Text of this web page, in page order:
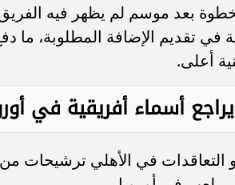
بعد موسم لم يظهر فيه
تقديم الإضافة المطلوبة، ما
أعلى.
أسماء أفريقية في
التعاقدات في الأهلي ترشيحات